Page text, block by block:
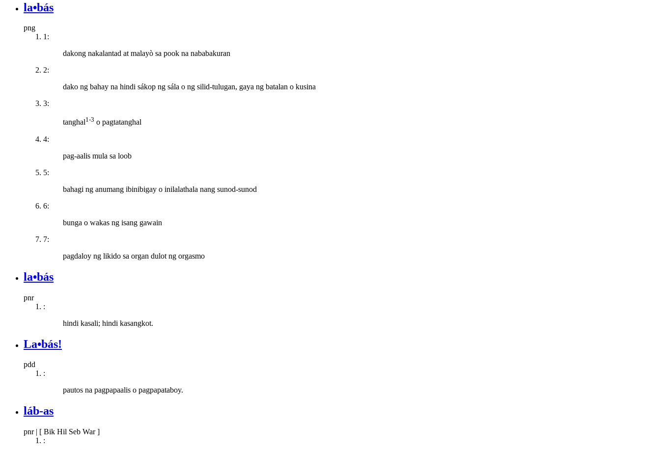
la•bás
png
1:
dakong nakalantad at malayò sa pook na nababakuran
2:
dako ng bahay na hindi sákop ng sála o ng silid-tulugan, gaya ng batalan o kusina
3:
tanghal1-3 o pagtatanghal
4:
pag-aalis mula sa loob
5:
bahagi ng anumang ibinibigay o inilalathala nang sunod-sunod
6:
bunga o wakas ng isang gawain
7:
pagdaloy ng likido sa organ dulot ng orgasmo
la•bás
pnr
:
hindi kasali; hindi kasangkot.
La•bás!
pdd
:
pautos na pagpapaalis o pagpapataboy.
láb-as
pnr | [ Bik Hil Seb War ]
: